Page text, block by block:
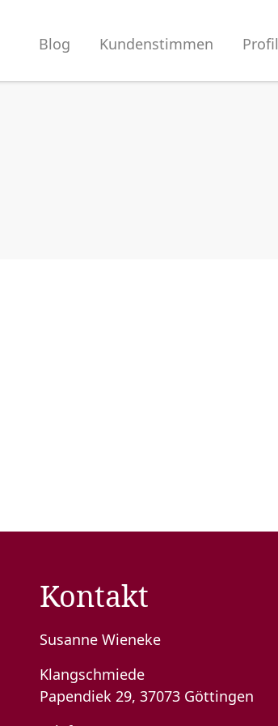
Blog Kundenstimmen Profil
Kontakt
Susanne Wieneke
Klangschmiede
Papendiek 29, 37073 Göttingen